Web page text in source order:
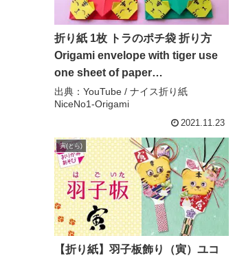
折り紙 1枚 トラのポチ袋 折り方
Origami envelope with tiger use
one sheet of paper
tutorial（NiceNo1） – ナイス折り
紙 NiceNo1-Origami
出典：YouTube / ナイス折り紙
NiceNo1-Origami
2021.11.23
寅(とら)
【折り紙】羽子板飾り（寅）ユコ